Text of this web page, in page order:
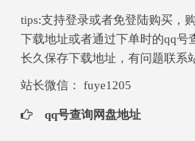
tips:支持登录或者免登陆购买，
下载地址或者通过下单时的qq号
长久保存下载地址，有问题联系
站长微信： fuye1205
qq号查询网盘地址